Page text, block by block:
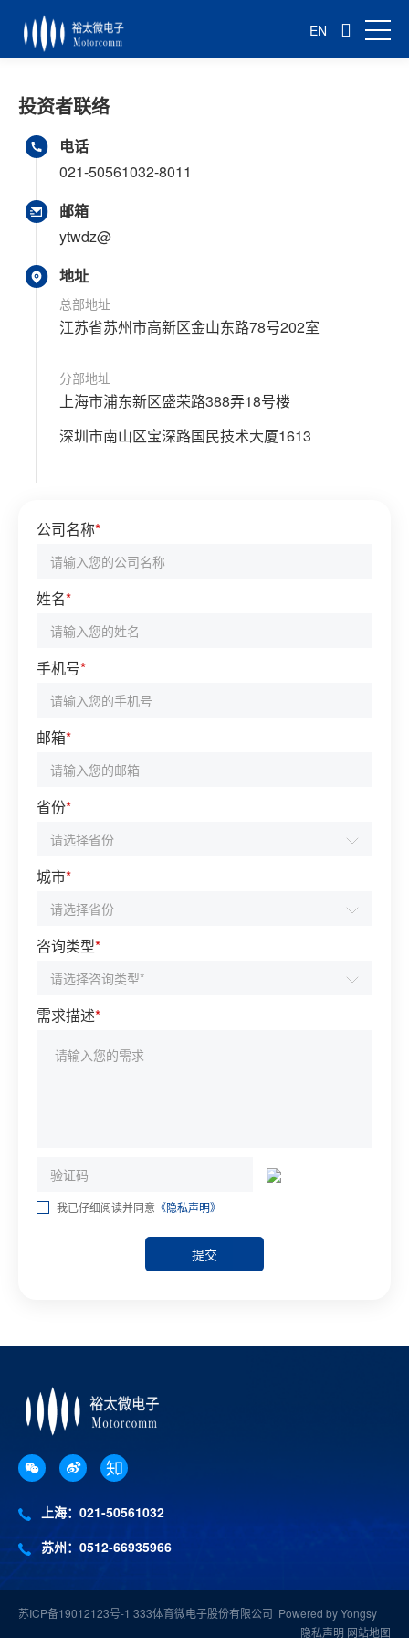
EN
投资者联络
电话
021-50561032-8011
邮箱
ytwdz@
地址
总部地址
江苏省苏州市高新区金山东路78号202室
分部地址
上海市浦东新区盛荣路388弄18号楼
深圳市南山区宝深路国民技术大厦1613
公司名称*
姓名*
手机号*
邮箱*
省份*
城市*
咨询类型*
需求描述*
我已仔细阅读并同意 《隐私声明》
提交
上海：021-50561032
苏州：0512-66935966
苏ICP备19012123号-1 333体育微电子股份有限公司 Powered by Yongsy
隐私声明 网站地图